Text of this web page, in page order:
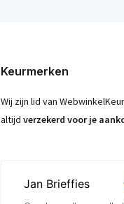
Keurmerken
Wij zijn lid van
altijd verzekerd voor je